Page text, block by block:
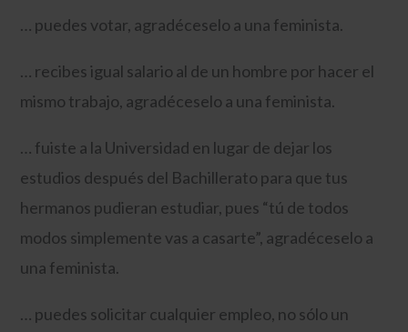
… puedes votar, agradéceselo a una feminista.
… recibes igual salario al de un hombre por hacer el
mismo trabajo, agradéceselo a una feminista.
… fuiste a la Universidad en lugar de dejar los
estudios después del Bachillerato para que tus
hermanos pudieran estudiar, pues “tú de todos
modos simplemente vas a casarte”, agradéceselo a
una feminista.
… puedes solicitar cualquier empleo, no sólo un